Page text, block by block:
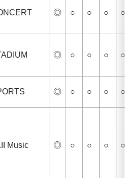
◎ ○ ○ ○ ○
◎ ○ ○ ○ ○
◎ ○ ○ ○ ○
Music ◎ ○ ○ ○ ○